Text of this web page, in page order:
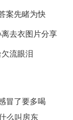
案先睹为快
去衣图片分享
流眼泪
冒了要多喝
么叫房东